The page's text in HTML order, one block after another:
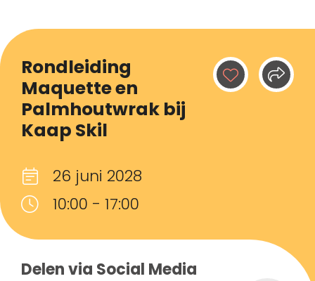
Rondleiding
Maquette en
Palmhoutwrak bij
Kaap Skil
26 juni 2028
10:00 - 17:00
Delen via Social Media